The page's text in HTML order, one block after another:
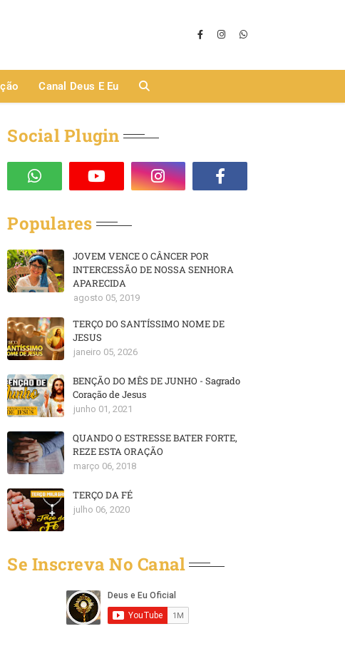
Canal Deus E Eu
Social Plugin
Populares
JOVEM VENCE O CÂNCER POR
INTERCESSÃO DE NOSSA SENHORA
APARECIDA
agosto 05, 2019
TERÇO DO SANTÍSSIMO NOME DE
JESUS
janeiro 05, 2026
BENÇÃO DO MÊS DE JUNHO - Sagrado
Coração de Jesus
junho 01, 2021
QUANDO O ESTRESSE BATER FORTE,
REZE ESTA ORAÇÃO
março 06, 2018
TERÇO DA FÉ
julho 06, 2020
Se Inscreva No Canal